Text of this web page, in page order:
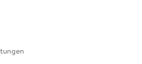
Restaurator für Musikinstrumente